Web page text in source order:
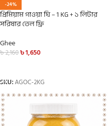
-24%
প্রিমিয়াম গাওয়া ঘি – 1 KG + ১ লিটার
সরিষার তেল ফ্রি
Ghee
৳2,160৳1,650
SKU:AGOC-2KG